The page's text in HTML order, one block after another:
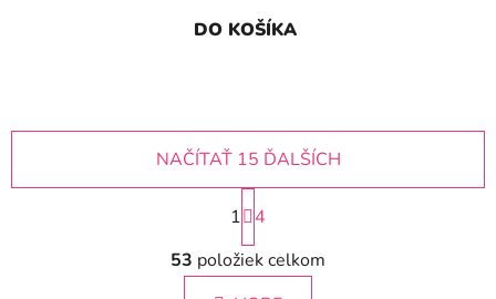
DO KOŠÍKA
O
v
l
NAČÍTAŤ 15 ĎALŠÍCH
S
t
r
á
n
1
4
53 položiek celkom